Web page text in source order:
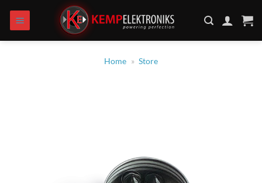
content
Home » Store